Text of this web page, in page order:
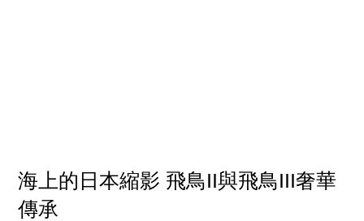
海上的日本縮影 飛鳥II與飛鳥III奢華
傳承